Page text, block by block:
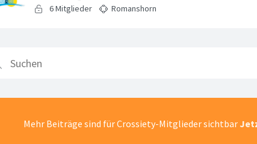
Mehr Beiträge sind für Crossiety-Mitglieder sichtbar